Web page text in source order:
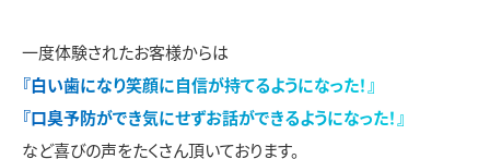
一度体験されたお客様からは
『白い歯になり笑顔に自信が持てるようになった！』
『口臭予防ができ気にせずお話ができるようになった！』
など喜びの声をたくさん頂いております。